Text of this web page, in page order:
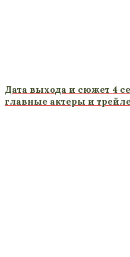
Дата выхода и сюжет 4
главные актеры и